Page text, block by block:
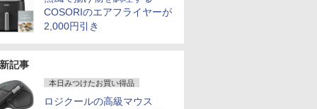
COSORIのエアフライヤーが
2,000円引き
記事
本日みつけたお買い得品
ロジクールの高級マウス